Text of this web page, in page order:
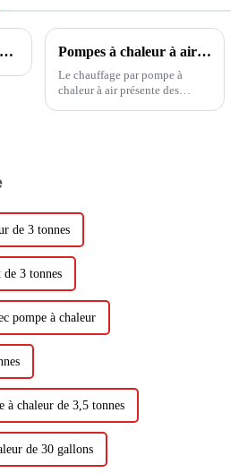
Solutions d'eau chaude domestique Pompes à chaleur à air : la tendance et le premier choix pour la culture et le chauffage des serres
Le chauffage par pompe à
chaleur à air présente des
de 3 tonnes
de 3 tonnes
pompe à chaleur
à chaleur de 3,5 tonnes
de 30 gallons